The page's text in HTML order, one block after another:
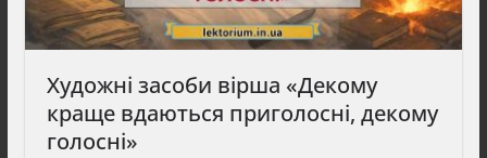
Художні засоби вірша «Декому
краще вдаються приголосні, декому
голосні»